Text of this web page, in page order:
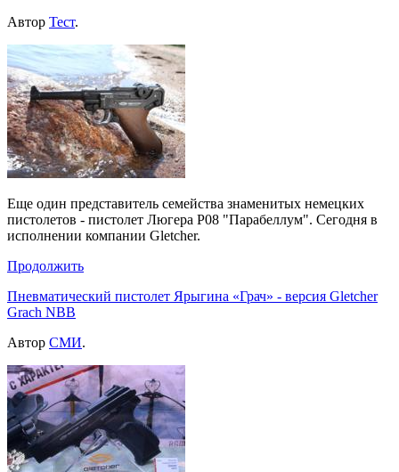
Автор Тест.
Еще один представитель семейства знаменитых немецких
пистолетов - пистолет Люгера P08 "Парабеллум". Сегодня в
исполнении компании Gletcher.
Продолжить
Пневматический пистолет Ярыгина «Грач» - версия Gletcher
Grach NBB
Автор СМИ.